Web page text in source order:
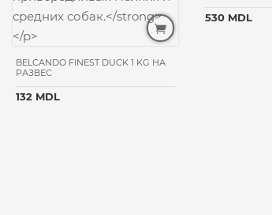
BELCANDO FINEST DUCK 1 KG НА
РАЗВЕС
132 MDL
530 MDL